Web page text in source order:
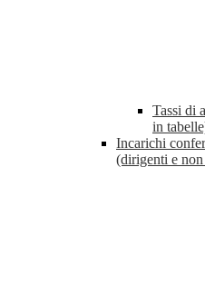
Tassi di
in
Incarichi
(dirigenti e